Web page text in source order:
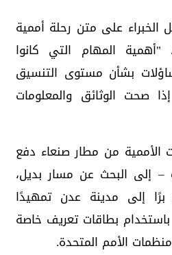
الخبراء على متن رحلة أممية
المهام التي كانوا
بشأن مستوى التنسيق
صحت الوثائق والمعلومات
الأممية من مطار صنعاء دفع
– إلى البحث عن مسار بديل،
إلى مدينة عدن تمهيدًا
بطاقات تعريف خاصة
الأمم المتحدة.